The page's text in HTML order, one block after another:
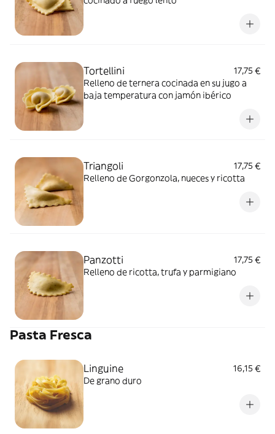
Tortellini
17,75 €
Relleno de ternera cocinada en su jugo a
baja temperatura con jamón ibérico
Triangoli
17,75 €
Relleno de Gorgonzola, nueces y ricotta
Panzotti
17,75 €
Relleno de ricotta, trufa y parmigiano
Pasta Fresca
Linguine
16,15 €
De grano duro